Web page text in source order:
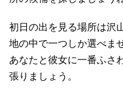
初日の出を見る場所は沢
地の中で一つしか選べま
あなたと彼女に一番ふさ
張りましょう。